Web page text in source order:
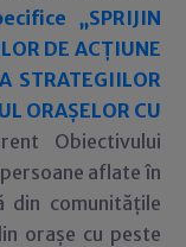
„SPRIJIN
DE ACȚIUNE
STRATEGIILOR
ORAȘELOR CU
Obiectivului
aflate în
din comunitățile
orașe cu peste